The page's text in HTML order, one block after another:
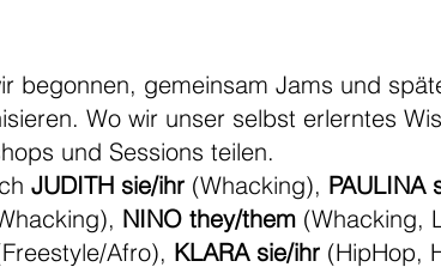
begonnen, gemeinsam Jams und
Wo wir unser selbst erlerntes
und Sessions teilen.
JUDITH sie/ihr (Whacking), PAULINA
NINO they/them (Whacking,
Afro), KLARA sie/ihr (HipHop,